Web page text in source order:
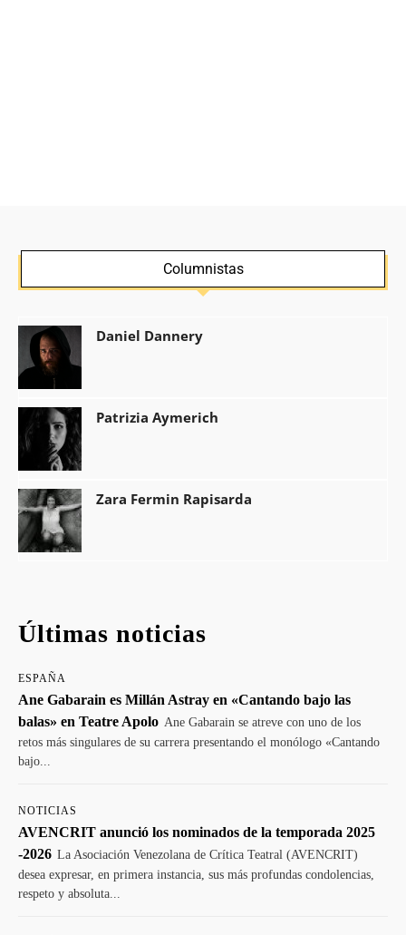
Columnistas
Daniel Dannery
Patrizia Aymerich
Zara Fermin Rapisarda
Últimas noticias
ESPAÑA
Ane Gabarain es Millán Astray en «Cantando bajo las
balas» en Teatre Apolo Ane Gabarain se atreve con uno de los
retos más singulares de su carrera presentando el monólogo «Cantando
bajo...
NOTICIAS
AVENCRIT anunció los nominados de la temporada 2025
-2026 La Asociación Venezolana de Crítica Teatral (AVENCRIT)
desea expresar, en primera instancia, sus más profundas condolencias,
respeto y absoluta...